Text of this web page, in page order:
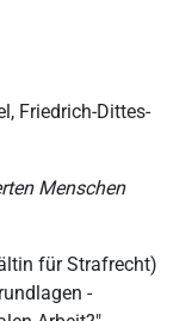
Friedrich-Dittes-
Menschen
für Strafrecht)
-